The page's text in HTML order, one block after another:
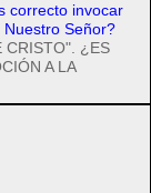
correcto invocar
Señor?
CRISTO". ¿ES
A LA